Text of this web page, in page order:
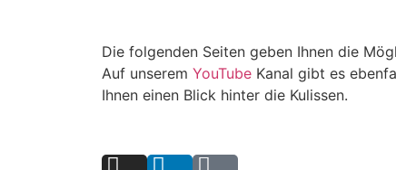
Die folgenden Seiten geben Ihnen die
Auf unserem YouTube Kanal gibt es
Ihnen einen Blick hinter die Kulissen.